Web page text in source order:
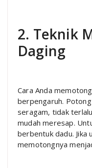
2. Teknik
Daging
Cara Anda
berpengaruh.
seragam, tidak
mudah meresap.
berbentuk dadu. Jika
memotongnya